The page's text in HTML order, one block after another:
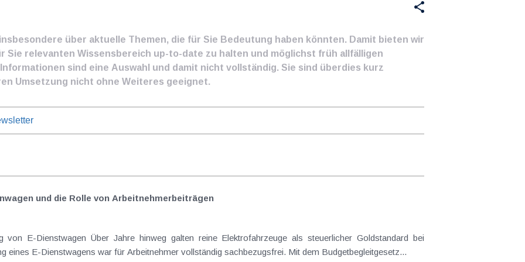
über aktuelle Themen, die für Sie Bedeutung haben könnten. Damit bieten wir
Sie relevanten Wissensbereich up-to-date zu halten und möglichst früh allfälligen
sind eine Auswahl und damit nicht vollständig. Sie sind überdies kurz
Umsetzung nicht ohne Weiteres geeignet.
und die Rolle von Arbeitnehmer​­beiträgen
als steuerlicher Goldstandard bei
eines E-Dienstwagens war für Arbeitnehmer vollständig sachbezugsfrei. Mit dem Budgetbegleitgesetz...